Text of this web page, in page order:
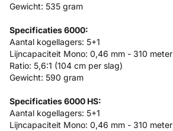
Gewicht: 535 gram
Specificaties 6000:
Aantal kogellagers: 5+1
Lijncapaciteit Mono: 0,46 mm - 310 meter
Ratio: 5,6:1 (104 cm per slag)
Gewicht: 590 gram
Specificaties 6000 HS:
Aantal kogellagers: 5+1
Lijncapaciteit Mono: 0,46 mm - 310 meter